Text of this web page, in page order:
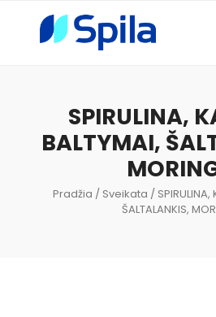
SPIRULINA,
BALTYMAI,
Pradžia / Sveikata / SPIRULINA,
ŠALTALANKIS,